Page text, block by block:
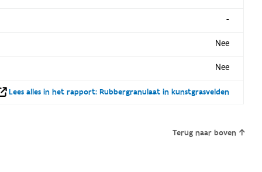
-
Nee
Nee
Lees alles in het rapport: Rubbergranulaat in kunstgrasvelden
Terug naar boven